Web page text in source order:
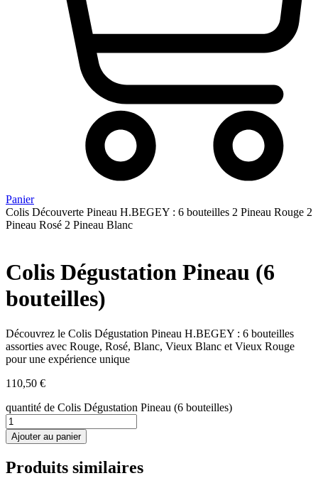
Panier
Colis Découverte Pineau H.BEGEY : 6 bouteilles 2 Pineau Rouge 2
Pineau Rosé 2 Pineau Blanc
Colis Dégustation Pineau (6
bouteilles)
Découvrez le Colis Dégustation Pineau H.BEGEY : 6 bouteilles
assorties avec Rouge, Rosé, Blanc, Vieux Blanc et Vieux Rouge
pour une expérience unique
110,50 €
quantité de Colis Dégustation Pineau (6 bouteilles)
Ajouter au panier
Produits similaires